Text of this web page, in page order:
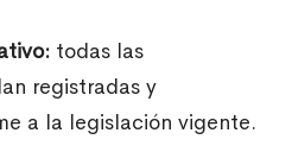
todas las
registradas y
a la legislación vigente.